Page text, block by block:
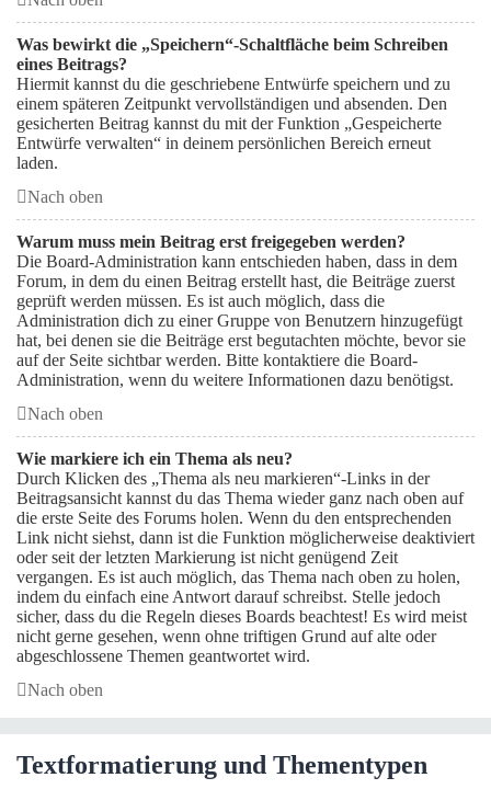
Was bewirkt die „Speichern“-Schaltfläche beim Schreiben
eines Beitrags?
Hiermit kannst du die geschriebene Entwürfe speichern und zu
einem späteren Zeitpunkt vervollständigen und absenden. Den
gesicherten Beitrag kannst du mit der Funktion „Gespeicherte
Entwürfe verwalten“ in deinem persönlichen Bereich erneut
laden.
Nach oben
Warum muss mein Beitrag erst freigegeben werden?
Die Board-Administration kann entschieden haben, dass in dem
Forum, in dem du einen Beitrag erstellt hast, die Beiträge zuerst
geprüft werden müssen. Es ist auch möglich, dass die
Administration dich zu einer Gruppe von Benutzern hinzugefügt
hat, bei denen sie die Beiträge erst begutachten möchte, bevor sie
auf der Seite sichtbar werden. Bitte kontaktiere die Board-
Administration, wenn du weitere Informationen dazu benötigst.
Nach oben
Wie markiere ich ein Thema als neu?
Durch Klicken des „Thema als neu markieren“-Links in der
Beitragsansicht kannst du das Thema wieder ganz nach oben auf
die erste Seite des Forums holen. Wenn du den entsprechenden
Link nicht siehst, dann ist die Funktion möglicherweise deaktiviert
oder seit der letzten Markierung ist nicht genügend Zeit
vergangen. Es ist auch möglich, das Thema nach oben zu holen,
indem du einfach eine Antwort darauf schreibst. Stelle jedoch
sicher, dass du die Regeln dieses Boards beachtest! Es wird meist
nicht gerne gesehen, wenn ohne triftigen Grund auf alte oder
abgeschlossene Themen geantwortet wird.
Nach oben
Textformatierung und Thementypen